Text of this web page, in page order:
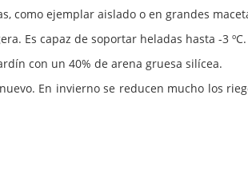
como ejemplar aislado o en grandes
Es capaz de soportar heladas hasta -3 ºC.
con un 40% de arena gruesa silícea.
En invierno se reducen mucho los